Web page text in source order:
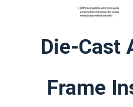
Die-Cast
Frame